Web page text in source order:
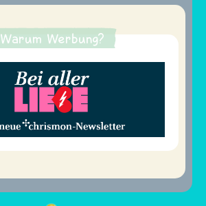
Warum Werbung?